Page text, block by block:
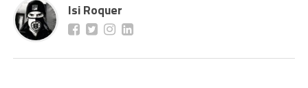
Isi Roquer